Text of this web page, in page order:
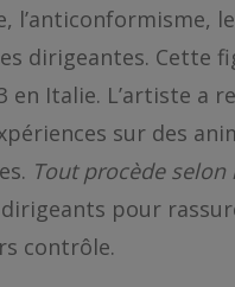
l’anticonformisme,
dirigeantes. Cette
en Italie. L’artiste a
sur des
Tout procède selon
pour
contrôle.